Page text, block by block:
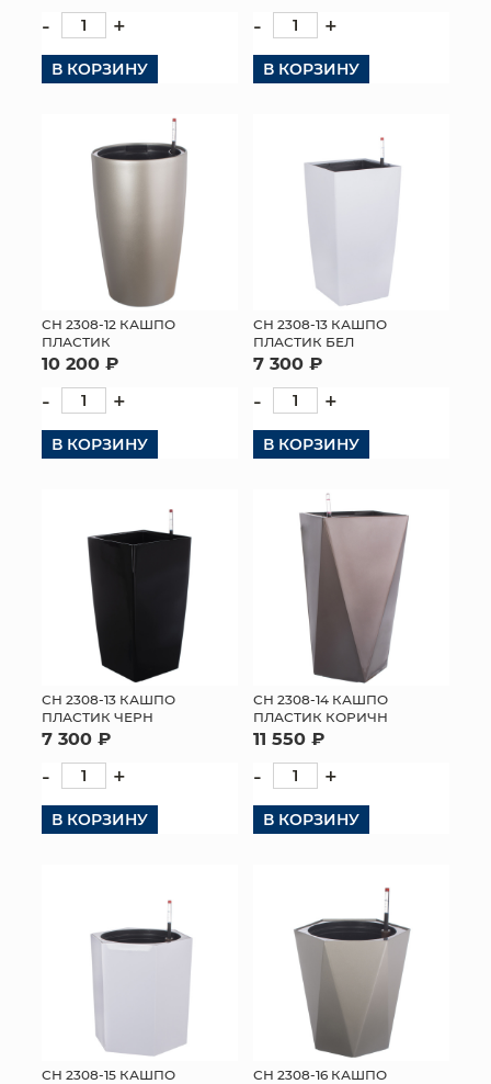
ОПТОВЫМ КЛИЕНТАМ
ДОСТАВКА И ОПЛАТА
- +
В КОРЗИНУ
- +
В КОРЗИНУ
СН 2308-12 КАШПО
ПЛАСТИК
10 200 ₽
- +
В КОРЗИНУ
СН 2308-13 КАШПО
ПЛАСТИК БЕЛ
7 300 ₽
- +
В КОРЗИНУ
СН 2308-13 КАШПО
ПЛАСТИК ЧЕРН
7 300 ₽
- +
В КОРЗИНУ
СН 2308-14 КАШПО
ПЛАСТИК КОРИЧН
11 550 ₽
- +
В КОРЗИНУ
СН 2308-15 КАШПО
СН 2308-16 КАШПО